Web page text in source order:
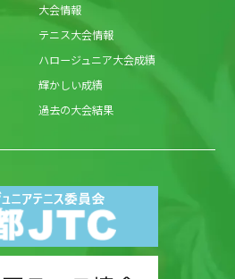
大会情報
テニス大会情報
ハロージュニア大会成績
輝かしい成績
過去の大会結果